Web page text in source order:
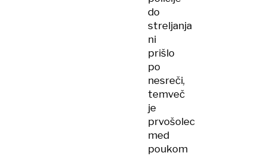
do
streljanja
ni
prišlo
po
nesreči,
temveč
je
prvošolec
med
poukom